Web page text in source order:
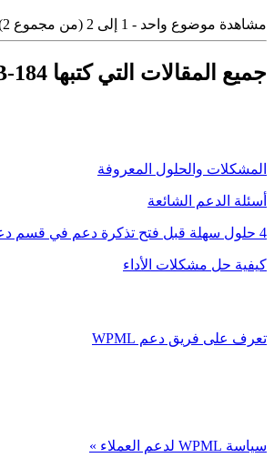
مشاهدة موضوع واحد - 1 إلى 2 (من مجموع 2)
جميع المقالات التي كتبها martinB-184:
المشكلات والحلول المعروفة
أسئلة الدعم الشائعة
4 حلول سهلة قبل فتح تذكرة دعم في قسم دعم WPML
كيفية حل مشكلات الأداء
تعرف على فريق دعم WPML
سياسة WPML لدعم العملاء »